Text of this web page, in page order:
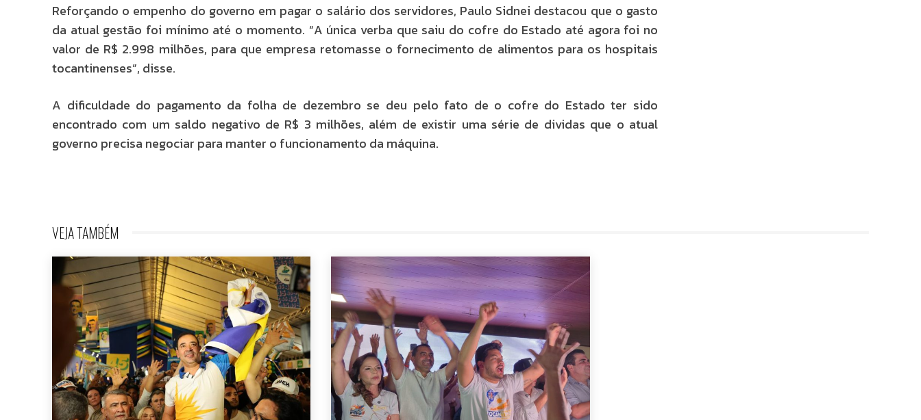
Reforçando o empenho do governo em pagar o salário dos servidores, Paulo Sidnei destacou que o gasto
da atual gestão foi mínimo até o momento. “A única verba que saiu do cofre do Estado até agora foi no
valor de R$ 2.998 milhões, para que empresa retomasse o fornecimento de alimentos para os hospitais
tocantinenses”, disse.
A dificuldade do pagamento da folha de dezembro se deu pelo fato de o cofre do Estado ter sido
encontrado com um saldo negativo de R$ 3 milhões, além de existir uma série de dividas que o atual
governo precisa negociar para manter o funcionamento da máquina.
VEJA TAMBÉM